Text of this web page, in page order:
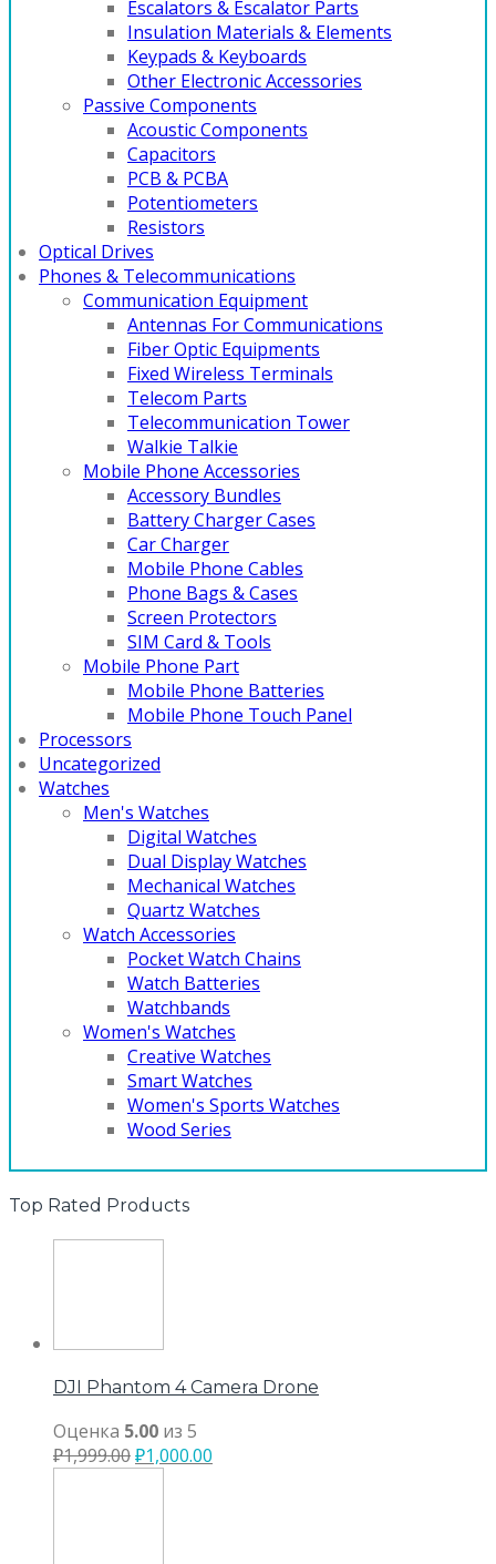
Escalators & Escalator Parts
Insulation Materials & Elements
Keypads & Keyboards
Other Electronic Accessories
Passive Components
Acoustic Components
Capacitors
PCB & PCBA
Potentiometers
Resistors
Optical Drives
Phones & Telecommunications
Communication Equipment
Antennas For Communications
Fiber Optic Equipments
Fixed Wireless Terminals
Telecom Parts
Telecommunication Tower
Walkie Talkie
Mobile Phone Accessories
Accessory Bundles
Battery Charger Cases
Car Charger
Mobile Phone Cables
Phone Bags & Cases
Screen Protectors
SIM Card & Tools
Mobile Phone Part
Mobile Phone Batteries
Mobile Phone Touch Panel
Processors
Uncategorized
Watches
Men's Watches
Digital Watches
Dual Display Watches
Mechanical Watches
Quartz Watches
Watch Accessories
Pocket Watch Chains
Watch Batteries
Watchbands
Women's Watches
Creative Watches
Smart Watches
Women's Sports Watches
Wood Series
Top Rated Products
DJI Phantom 4 Camera Drone
Оценка 5.00 из 5
₽1,999.00₽1,000.00